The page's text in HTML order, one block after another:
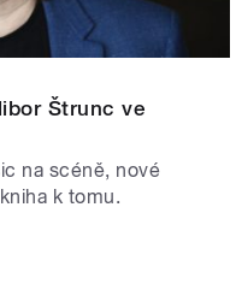
Štrunc ve
na scéně, nové
k tomu.